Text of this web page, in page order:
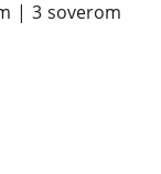
| 3 soverom